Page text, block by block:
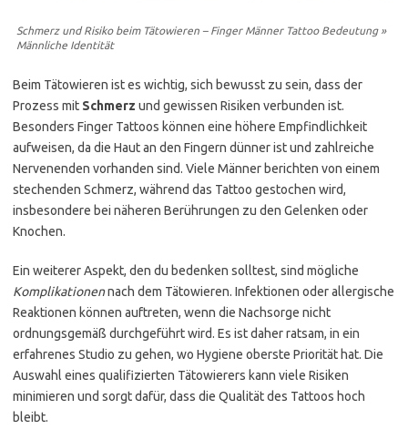
Schmerz und Risiko beim Tätowieren – Finger Männer Tattoo Bedeutung »
Männliche Identität
Beim Tätowieren ist es wichtig, sich bewusst zu sein, dass der
Prozess mit Schmerz und gewissen Risiken verbunden ist.
Besonders Finger Tattoos können eine höhere Empfindlichkeit
aufweisen, da die Haut an den Fingern dünner ist und zahlreiche
Nervenenden vorhanden sind. Viele Männer berichten von einem
stechenden Schmerz, während das Tattoo gestochen wird,
insbesondere bei näheren Berührungen zu den Gelenken oder
Knochen.
Ein weiterer Aspekt, den du bedenken solltest, sind mögliche
Komplikationennach dem Tätowieren. Infektionen oder allergische
Reaktionen können auftreten, wenn die Nachsorge nicht
ordnungsgemäß durchgeführt wird. Es ist daher ratsam, in ein
erfahrenes Studio zu gehen, wo Hygiene oberste Priorität hat. Die
Auswahl eines qualifizierten Tätowierers kann viele Risiken
minimieren und sorgt dafür, dass die Qualität des Tattoos hoch
bleibt.